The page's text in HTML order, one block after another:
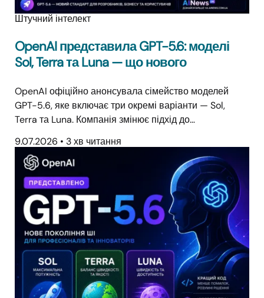
Штучний інтелект
OpenAI представила GPT-5.6: моделі
Sol, Terra та Luna — що нового
OpenAI офіційно анонсувала сімейство моделей
GPT-5.6, яке включає три окремі варіанти — Sol,
Terra та Luna. Компанія змінює підхід до…
9.07.2026 • 3 хв читання